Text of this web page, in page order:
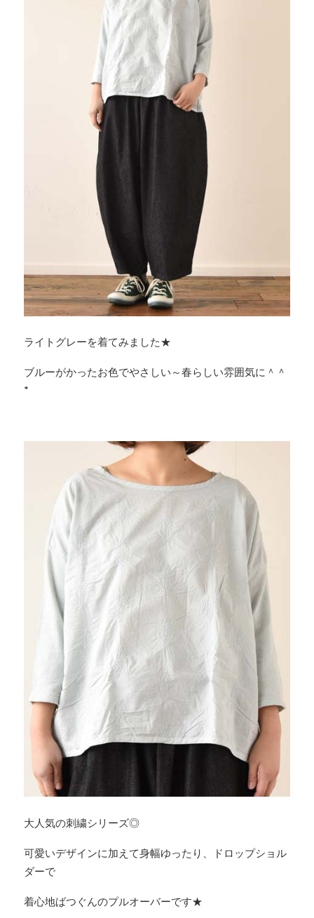
ライトグレーを着てみました★
ブルーがかったお色でやさしい～春らしい雰囲気に＾＾
*
大人気の刺繍シリーズ◎
可愛いデザインに加えて身幅ゆったり、ドロップショル
ダーで
着心地ばつぐんのプルオーバーです★